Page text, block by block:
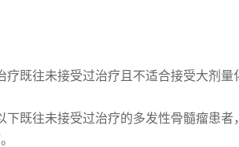
疗既往未接受过治疗且不适合接受大剂量
下既往未接受过治疗的多发性骨髓瘤患者